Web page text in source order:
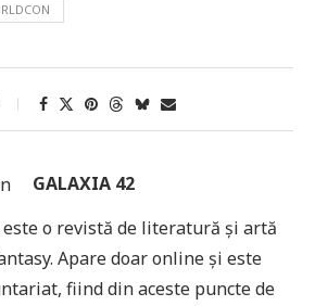
GALAXIA 42
este o revistă de literatură și artă
Apare doar online și este
fiind din aceste puncte de